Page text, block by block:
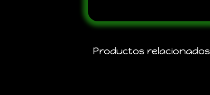
Productos relacionados